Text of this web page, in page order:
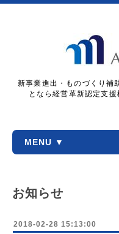
新事業進出・ものづくり補
となら経営革新認定支
MENU ▼
お知らせ
2018-02-28 15:13:00